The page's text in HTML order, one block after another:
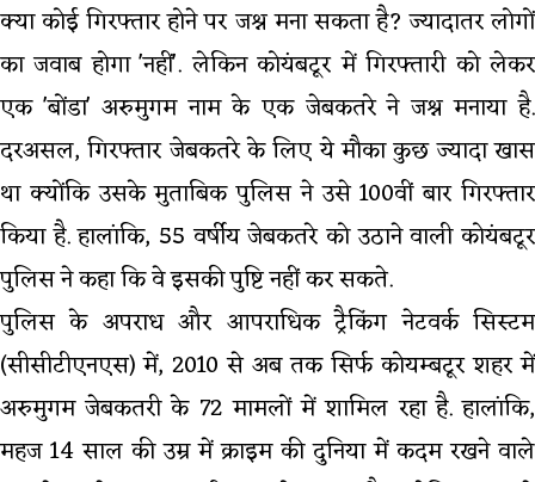
क्या कोई गिरफ्तार होने पर जश्न मना सकता है? ज्यादातर लोगों
का जवाब होगा 'नहीं'. लेकिन कोयंबटूर में गिरफ्तारी को लेकर
एक 'बोंडा' अरुमुगम नाम के एक जेबकतरे ने जश्न मनाया है.
दरअसल, गिरफ्तार जेबकतरे के लिए ये मौका कुछ ज्यादा खास
था क्योंकि उसके मुताबिक पुलिस ने उसे 100वीं बार गिरफ्तार
किया है. हालांकि, 55 वर्षीय जेबकतरे को उठाने वाली कोयंबटूर
पुलिस ने कहा कि वे इसकी पुष्टि नहीं कर सकते.
पुलिस के अपराध और आपराधिक ट्रैकिंग नेटवर्क सिस्टम
(सीसीटीएनएस) में, 2010 से अब तक सिर्फ कोयम्बटूर शहर में
अरुमुगम जेबकतरी के 72 मामलों में शामिल रहा है. हालांकि,
महज 14 साल की उम्र में क्राइम की दुनिया में कदम रखने वाले